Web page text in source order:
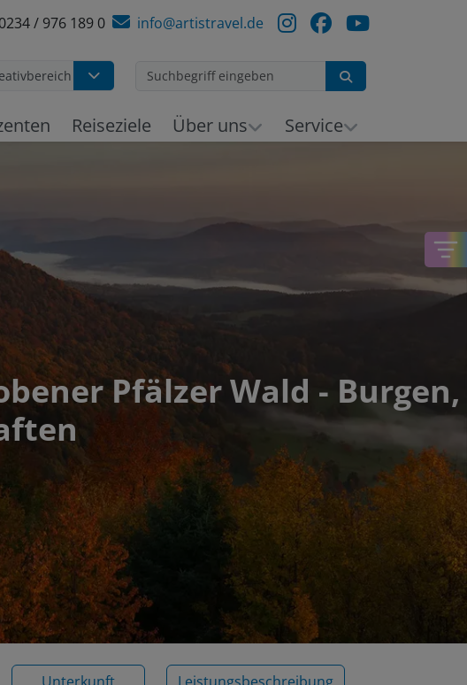
0234 / 976 189 0 info@artistravel.de
Reiseziele Über uns Service
Pfälzer Wald - Burgen,